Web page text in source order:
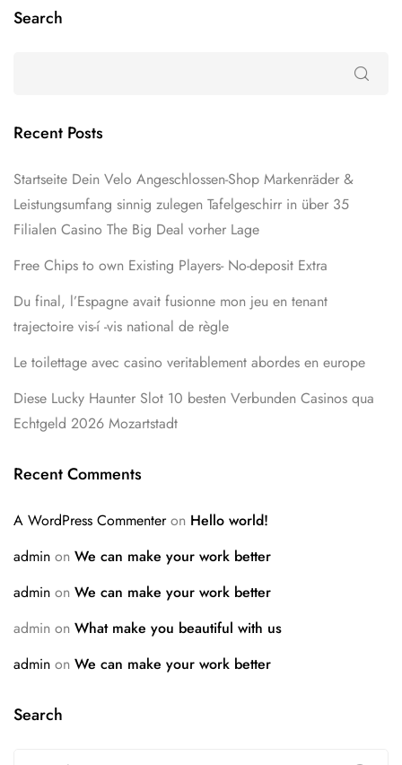
Search
Recent Posts
Startseite Dein Velo Angeschlossen-Shop Markenräder &
Leistungsumfang sinnig zulegen Tafelgeschirr in über 35
Filialen Casino The Big Deal vorher Lage
Free Chips to own Existing Players- No-deposit Extra
Du final, l’Espagne avait fusionne mon jeu en tenant
trajectoire vis-í -vis national de règle
Le toilettage avec casino veritablement abordes en europe
Diese Lucky Haunter Slot 10 besten Verbunden Casinos qua
Echtgeld 2026 Mozartstadt
Recent Comments
A WordPress Commenteron Hello world!
admin on We can make your work better
admin on We can make your work better
admin on What make you beautiful with us
admin on We can make your work better
Search